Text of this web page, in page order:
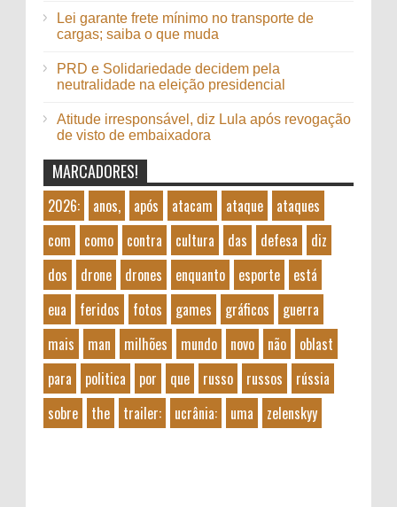
Lei garante frete mínimo no transporte de
cargas; saiba o que muda
PRD e Solidariedade decidem pela
neutralidade na eleição presidencial
Atitude irresponsável, diz Lula após revogação
de visto de embaixadora
MARCADORES!
2026: anos, após atacam ataque
ataques
com
como contra cultura das defesa
diz
dos
drone drones enquanto esporte
está
eua
feridos fotos games gráficos
guerra
mais
man milhões mundo novo não
oblast
para
politica por que russo russos
rússia
sobre
the trailer: ucrânia: uma zelenskyy